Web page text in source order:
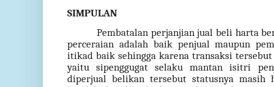
SIMPULAN
Pembatalan perjanjian jual beli harta
perceraian adalah baik penjual maupun
itikad baik sehingga karena transaksi
yaitu sipenggugat selaku mantan isitri
diperjual belikan tersebut statusnya masih